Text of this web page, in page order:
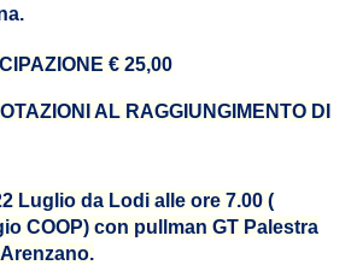
€ 25,00
AL RAGGIUNGIMENTO DI
Luglio da Lodi alle ore 7.00 (
COOP) con pullman GT Palestra